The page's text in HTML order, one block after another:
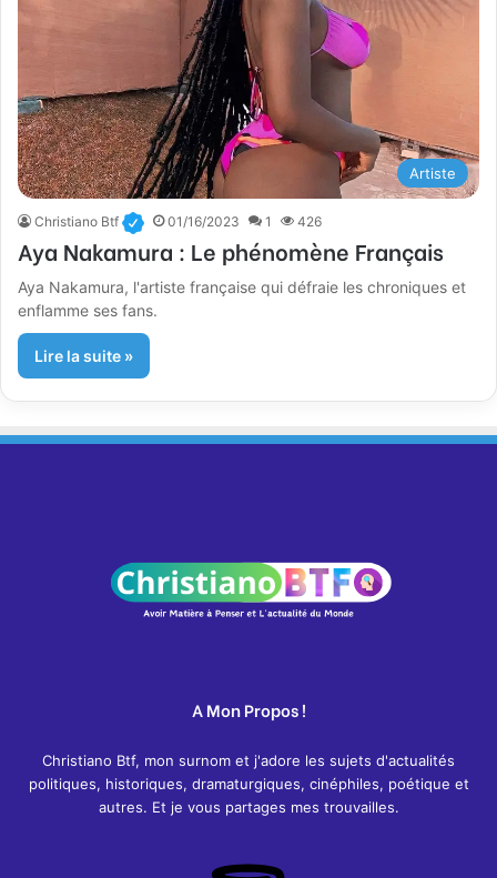
Artiste
Christiano Btf 01/16/2023 1 426
Aya Nakamura : Le phénomène Français
Aya Nakamura, l'artiste française qui défraie les chroniques et
enflamme ses fans.
Lire la suite »
A Mon Propos !
Christiano Btf, mon surnom et j'adore les sujets d'actualités
politiques, historiques, dramaturgiques, cinéphiles, poétique et
autres. Et je vous partages mes trouvailles.